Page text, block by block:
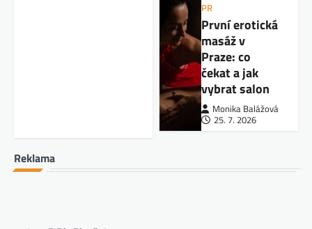
PR
První erotická
masáž v
Praze: co
čekat a jak
vybrat salon
Monika Balážová
25. 7. 2026
Reklama